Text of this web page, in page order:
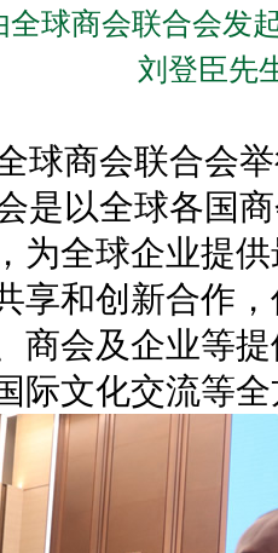
球商会联合会发
刘登臣先
球商会联合会
是以全球各国
为全球企业提
享和创新合作
商会及企业等
际文化交流等